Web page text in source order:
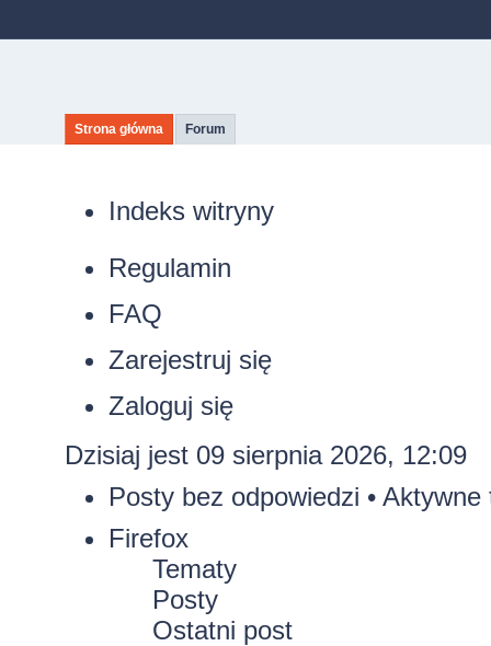
Strona główna Forum
Indeks witryny
Regulamin
FAQ
Zarejestruj się
Zaloguj się
Dzisiaj jest 09 sierpnia 2026, 12:09
Posty bez odpowiedzi • Aktywne
Firefox
Tematy
Posty
Ostatni post